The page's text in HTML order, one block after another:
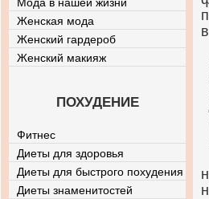
Женская мода
Женский гардероб
Женский макияж
ПОХУДЕНИЕ
Фитнес
Диеты для здоровья
Диеты для быстрого похудения
Диеты знаменитостей